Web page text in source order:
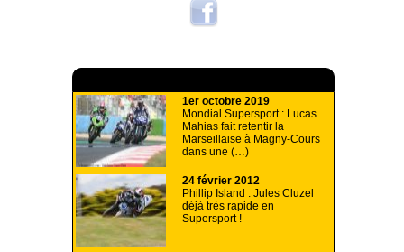
1er octobre 2019
Mondial Supersport : Lucas
Mahias fait retentir la
Marseillaise à Magny-Cours
dans une (…)
24 février 2012
Phillip Island : Jules Cluzel
déjà très rapide en
Supersport !